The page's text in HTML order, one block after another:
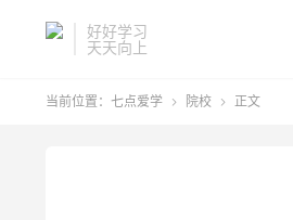
好好学习
天天向上
当前位置： 七点爱学  院校  正文